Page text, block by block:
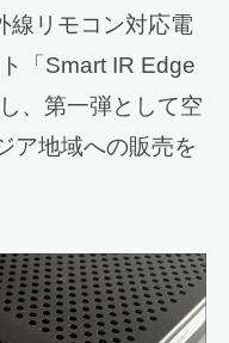
線リモコン対応電
「Smart IR Edge
、第一弾として空
ア地域への販売を